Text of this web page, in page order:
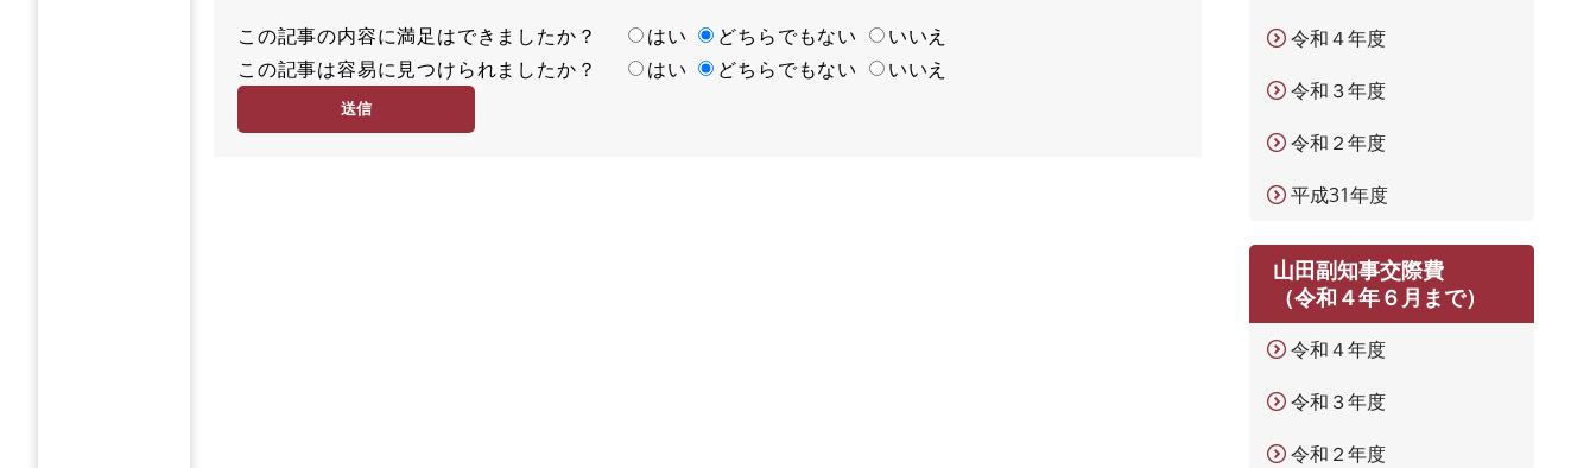
満
足
この記事の内容に満足はできましたか？ はい どちらでもない
いいえ
容
度
この記事は容易に見つけられましたか？ はい どちらでもない いいえ
令和４年度
令和３年度
令和２年度
平成31年度
山田副知事交際費
（令和４年６月まで）
令和４年度
令和３年度
令和２年度